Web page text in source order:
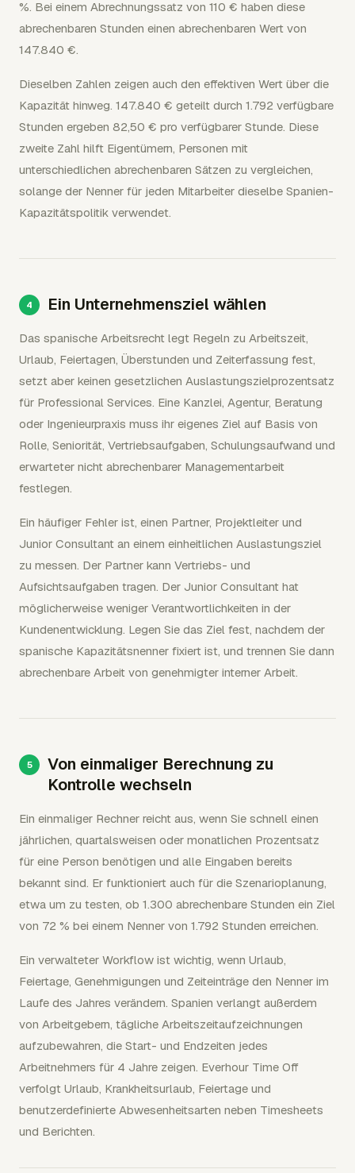
%. Bei einem Abrechnungssatz von 110 € haben diese
abrechenbaren Stunden einen abrechenbaren Wert von
147.840 €.
Dieselben Zahlen zeigen auch den effektiven Wert über die
Kapazität hinweg. 147.840 € geteilt durch 1.792 verfügbare
Stunden ergeben 82,50 € pro verfügbarer Stunde. Diese
zweite Zahl hilft Eigentümern, Personen mit
unterschiedlichen abrechenbaren Sätzen zu vergleichen,
solange der Nenner für jeden Mitarbeiter dieselbe Spanien-
Kapazitätspolitik verwendet.
Ein Unternehmensziel wählen
Das spanische Arbeitsrecht legt Regeln zu Arbeitszeit,
Urlaub, Feiertagen, Überstunden und Zeiterfassung fest,
setzt aber keinen gesetzlichen Auslastungszielprozentsatz
für Professional Services. Eine Kanzlei, Agentur, Beratung
oder Ingenieurpraxis muss ihr eigenes Ziel auf Basis von
Rolle, Seniorität, Vertriebsaufgaben, Schulungsaufwand und
erwarteter nicht abrechenbarer Managementarbeit
festlegen.
Ein häufiger Fehler ist, einen Partner, Projektleiter und
Junior Consultant an einem einheitlichen Auslastungsziel
zu messen. Der Partner kann Vertriebs- und
Aufsichtsaufgaben tragen. Der Junior Consultant hat
möglicherweise weniger Verantwortlichkeiten in der
Kundenentwicklung. Legen Sie das Ziel fest, nachdem der
spanische Kapazitätsnenner fixiert ist, und trennen Sie dann
abrechenbare Arbeit von genehmigter interner Arbeit.
Von einmaliger Berechnung zu
Kontrolle wechseln
Ein einmaliger Rechner reicht aus, wenn Sie schnell einen
jährlichen, quartalsweisen oder monatlichen Prozentsatz
für eine Person benötigen und alle Eingaben bereits
bekannt sind. Er funktioniert auch für die Szenarioplanung,
etwa um zu testen, ob 1.300 abrechenbare Stunden ein Ziel
von 72 % bei einem Nenner von 1.792 Stunden erreichen.
Ein verwalteter Workflow ist wichtig, wenn Urlaub,
Feiertage, Genehmigungen und Zeiteinträge den Nenner im
Laufe des Jahres verändern. Spanien verlangt außerdem
von Arbeitgebern, tägliche Arbeitszeitaufzeichnungen
aufzubewahren, die Start- und Endzeiten jedes
Arbeitnehmers für 4 Jahre zeigen. Everhour Time Off
verfolgt Urlaub, Krankheitsurlaub, Feiertage und
benutzerdefinierte Abwesenheitsarten neben Timesheets
und Berichten.